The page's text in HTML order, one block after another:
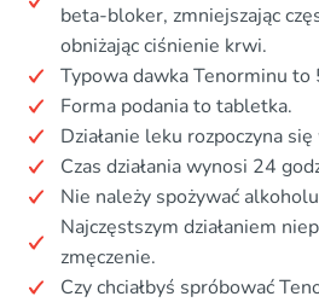
beta-bloker, zmniejszając
obniżając ciśnienie krwi.
Typowa dawka Tenorminu to
Forma podania to tabletka.
Działanie leku rozpoczyna
Czas działania wynosi 24
Nie należy spożywać
Najczęstszym działaniem
zmęczenie.
Czy chciałbyś spróbować